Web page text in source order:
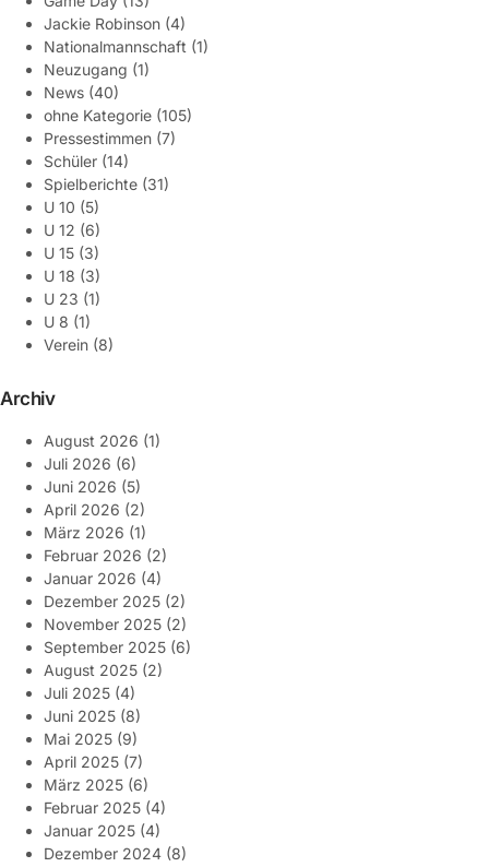
Jackie Robinson (4)
Nationalmannschaft (1)
Neuzugang (1)
News (40)
ohne Kategorie (105)
Pressestimmen (7)
Schüler (14)
Spielberichte (31)
U 10 (5)
U 12 (6)
U 15 (3)
U 18 (3)
U 23 (1)
U 8 (1)
Verein (8)
Archiv
August 2026 (1)
Juli 2026 (6)
Juni 2026 (5)
April 2026 (2)
März 2026 (1)
Februar 2026 (2)
Januar 2026 (4)
Dezember 2025 (2)
November 2025 (2)
September 2025 (6)
August 2025 (2)
Juli 2025 (4)
Juni 2025 (8)
Mai 2025 (9)
April 2025 (7)
März 2025 (6)
Februar 2025 (4)
Januar 2025 (4)
Dezember 2024 (8)